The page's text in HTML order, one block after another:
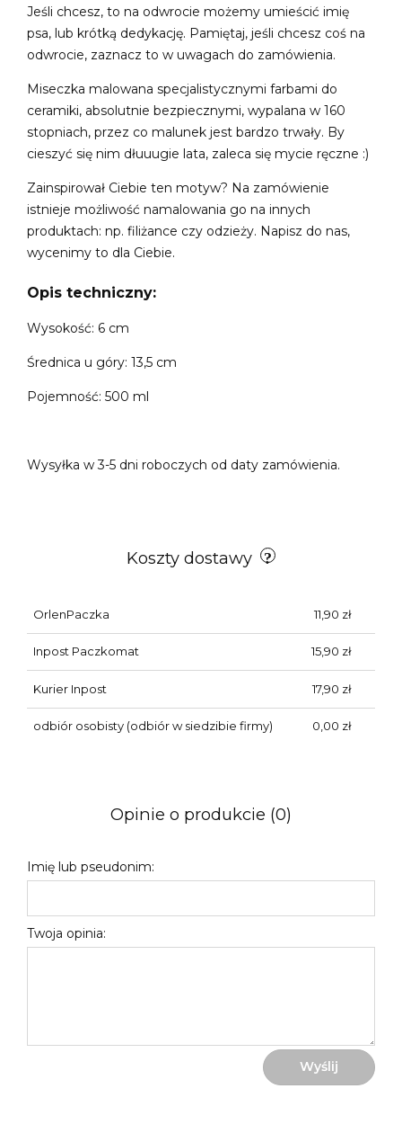
Jeśli chcesz, to na odwrocie możemy umieścić imię
psa, lub krótką dedykację. Pamiętaj, jeśli chcesz coś na
odwrocie, zaznacz to w uwagach do zamówienia.
Miseczka malowana specjalistycznymi farbami do
ceramiki, absolutnie bezpiecznymi, wypalana w 160
stopniach, przez co malunek jest bardzo trwały. By
cieszyć się nim dłuuugie lata, zaleca się mycie ręczne :)
Zainspirował Ciebie ten motyw? Na zamówienie
istnieje możliwość namalowania go na innych
produktach: np. filiżance czy odzieży. Napisz do nas,
wycenimy to dla Ciebie.
Opis techniczny:
Wysokość: 6 cm
Średnica u góry: 13,5 cm
Pojemność: 500 ml
Wysyłka w 3-5 dni roboczych od daty zamówienia.
Koszty dostawy
OrlenPaczka 11,90 zł
Inpost Paczkomat 15,90 zł
Kurier Inpost 17,90 zł
odbiór osobisty(odbiór w siedzibie firmy) 0,00 zł
Opinie o produkcie (0)
Imię lub pseudonim:
Twoja opinia:
Wyślij